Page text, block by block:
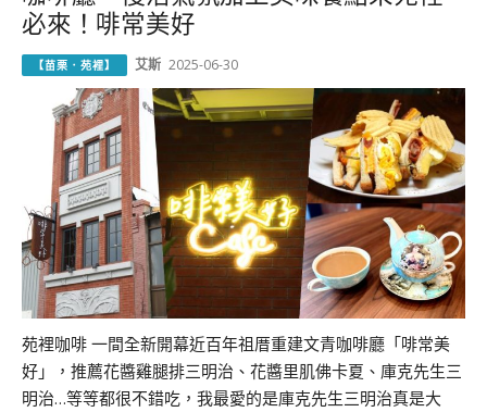
必來！啡常美好
【苗栗．苑裡】 艾斯 2025-06-30
苑裡咖啡 一間全新開幕近百年祖厝重建文青咖啡廳「啡常美
好」，推薦花醬雞腿排三明治、花醬里肌佛卡夏、庫克先生三
明治…等等都很不錯吃，我最愛的是庫克先生三明治真是大